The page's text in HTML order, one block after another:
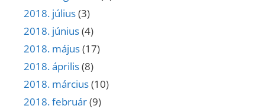
2018. július(3)
2018. június(4)
2018. május(17)
2018. április(8)
2018. március(10)
2018. február(9)